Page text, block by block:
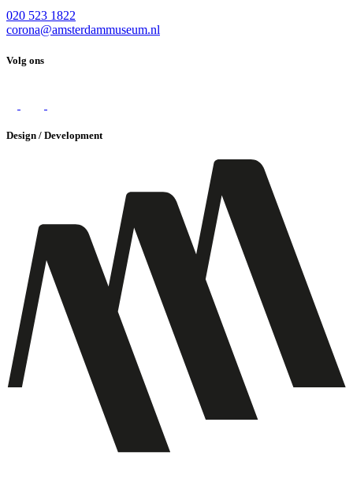
020 523 1822
corona@amsterdammuseum.nl
Volg ons
Design / Development